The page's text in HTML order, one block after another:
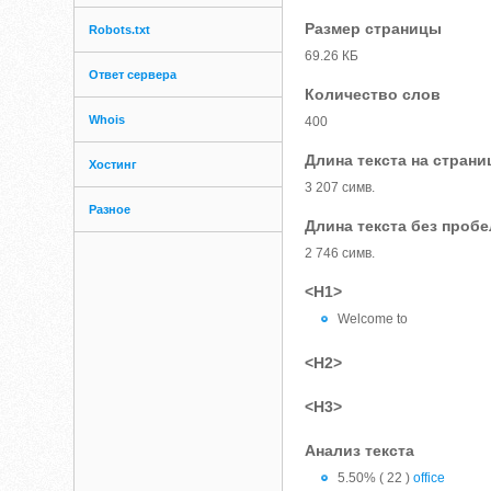
Robots.txt
Ответ сервера
Whois
Хостинг
Разное
Размер страницы
69.26 КБ
Количество слов
400
Длина текста на
3 207 симв.
Длина текста без
2 746 симв.
<H1>
Welcome to
<H2>
<H3>
Анализ текста
5.50% ( 22 )office